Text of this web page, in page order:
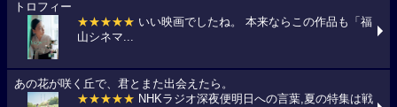
トロフィー
★★★★★ いい映画でしたね。 本来ならこの作品も「福
山シネマ...
あの花が咲く丘で、君とまた出会えたら。
★★★★★ NHKラジオ深夜便明日への言葉,夏の特集は戦